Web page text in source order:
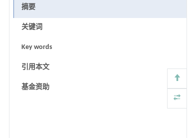
摘要
关键词
Key words
引用本文
基金资助